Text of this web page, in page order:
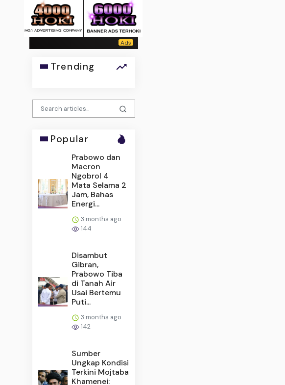
Trending
Popular
Prabowo dan
Macron
Ngobrol 4
Mata Selama 2
Jam, Bahas
Energi...
3 months ago
144
Disambut
Gibran,
Prabowo Tiba
di Tanah Air
Usai Bertemu
Puti...
3 months ago
142
Sumber
Ungkap Kondisi
Terkini Mojtaba
Khamenei: